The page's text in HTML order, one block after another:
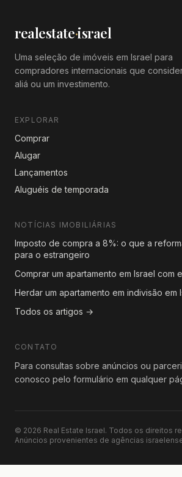
realestate·israel
Uma seleção de imóveis em Israel para
compradores internacionais que
aliá ou um investimento.
EXPLORAR
Comprar
Alugar
Lançamentos
Aluguéis de temporada
NOTÍCIAS IMOBILIÁRIAS
Imposto de compra a 8%: o que a
para o estrangeiro
Comprar um apartamento em Israel com
Herdar um apartamento em indivisão em
Todos os artigos →
CONTATO
Para consultas sobre anúncios ou
conosco pelo formulário em qualquer
© 2026 Real Estate Israel. Todos os direitos
Anúncios provenientes de agências